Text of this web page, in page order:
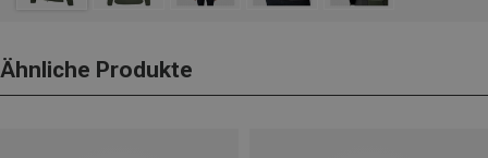
Ähnliche Produkte